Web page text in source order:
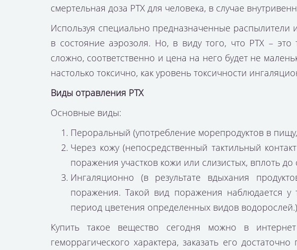
смертельная доза РТХ для человека, в случае
Используя специально предназначенные
в состояние аэрозоля. Но, в виду того, что РТХ –
сложно, соответственно и цена на него будет не
настолько токсично, как уровень токсичности
Виды отравления РТХ
Основные виды:
Пероральный (употребление морепродуктов в пищу,
Через кожу (непосредственный тактильный
поражения участков кожи или слизистых, вплоть до
Ингаляционно (в результате вдыхания
поражения. Такой вид поражения наблюдается
период цветения определенных видов
Купить
такое вещество сегодня можно в
геморрагического характера,заказать его